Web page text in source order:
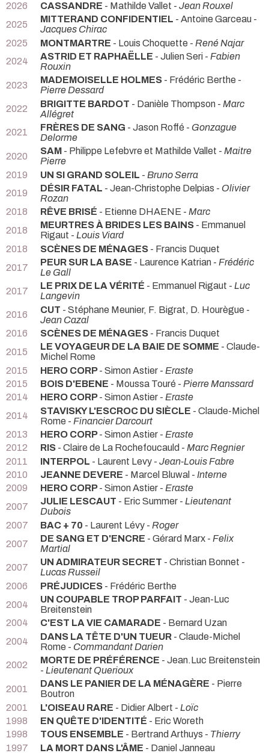
2026 CASSANDRE - Mathilde Vallet - Jean Rouxel
2025
MITTERAND CONFIDENTIEL - Antoine Garceau -
Jacques Chirac
2025
MONTMARTRE - Louis Choquette - René Najar
2024
ASTRID ET RAPHAËLLE - Julien Seri - Fabien
Rouxin
2023
MADEMOISELLE HOLMES - Frédéric Berthe -
Pierre Dessard
2022
BRIGITTE BARDOT - Danièle Thompson - Marc
Allégret
2021
FRÈRES DE SANG - Jason Roffé - Gonzague
Delorme
2020
SAM - Philippe Lefebvre et Mathilde Vallet - Maitre
Pierre
2019
UN SI GRAND SOLEIL - Bruno Serra
2019
DÉSIR FATAL - Jean-Christophe Delpias - Olivier
Rozan
2018
RÊVE BRISÉ - Etienne DHAENE - Marc
2018
MEURTRES À BRIDES LES BAINS - Emmanuel
Rigaut - Louis Viard
2018
SCÈNES DE MÉNAGES - Francis Duquet
2017
PEUR SUR LA BASE - Laurence Katrian - Frédéric
Le Gall
2017
LE PRIX DE LA VÉRITÉ - Emmanuel Rigaut - Luc
Langevin
2016
CUT - Stéphane Meunier, F. Bigrat, D. Hourègue -
Jean Cazal
2016
SCÈNES DE MÉNAGES - Francis Duquet
2015
LE VOYAGEUR DE LA BAIE DE SOMME - Claude-
Michel Rome
2015
HERO CORP- Simon Astier - Eraste
2015
BOIS D'EBENE - Moussa Touré - Pierre Manssard
2014
HERO CORP- Simon Astier - Eraste
2014
STAVISKY L'ESCROC DU SIÈCLE - Claude-Michel
Rome - Financier Darcourt
2013
HERO CORP- Simon Astier - Eraste
2012
RIS - Claire de La Rochefoucauld - Marc Regnier
2011
INTERPOL - Laurent Levy - Jean-Louis Fabre
2010
JEANNE DEVERE - Marcel Bluwal - Interne
2009
HERO CORP- Simon Astier - Eraste
2007
JULIE LESCAUT - Eric Summer - Lieutenant
Dubois
2007
BAC + 70 - Laurent Lévy - Roger
2007
DE SANG ET D'ENCRE - Gérard Marx - Felix
Martial
2007
UN ADMIRATEUR SECRET - Christian Bonnet -
Lucas Russeil
2006
PRÉJUDICES - Frédéric Berthe
2004
UN COUPABLE TROP PARFAIT - Jean-Luc
Breitenstein
2004
C'EST LA VIE CAMARADE - Bernard Uzan
2004
DANS LA TÊTE D'UN TUEUR - Claude-Michel
Rome - Commandant Darien
2002
MORTE DE PRÉFÉRENCE - Jean.Luc Breitenstein
- Lieutenant Querioux
2001
DANS LE PANIER DE LA MÉNAGÈRE - Pierre
Boutron
2001
L'OISEAU RARE - Didier Albert - Loïc
1998
EN QUÊTE D'IDENTITÉ - Eric Woreth
1998
TOUS ENSEMBLE - Bertrand Arthuys - Thierry
1997
LA MORT DANS L'ÂME - Daniel Janneau